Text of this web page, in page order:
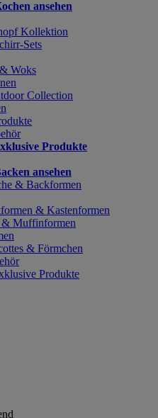
ansehen
Kollektion
Sets
Woks
Collection
Produkte
ansehen
& Backformen
& Kastenformen
Muffinformen
& Förmchen
Produkte